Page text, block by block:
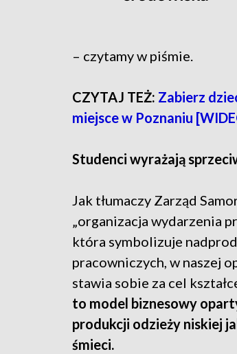
– czytamy w piśmie.
CZYTAJ TEŻ: Zabierz
miejsce w Poznaniu
Studenci wyrażają
Jak tłumaczy Zarząd
„organizacja wydarzenia
która symbolizuje
pracowniczych, w naszej
stawia sobie za cel
to model biznesowy
produkcji odzieży niskiej
śmieci.